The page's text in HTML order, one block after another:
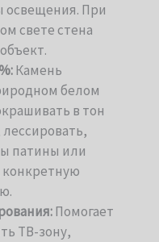
При
свете стена
Камень
белом
в тон
патины или
конкретную
Помогает
ТВ-зону,